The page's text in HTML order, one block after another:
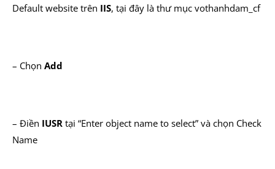
Default website trên IIS, tại đây là thư mục vothanhdam_cf
– Chọn Add
– Điền IUSR tại “Enter object name to select” và chọn Check
Name